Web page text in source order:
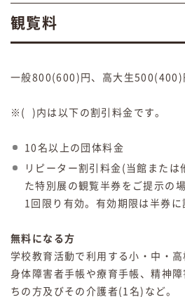
観覧料
一般800(600)円、高大生
※( )内は以下の割引料金です。
10名以上の団体料金
リピーター割引料金(当館または
た特別展の観覧半券をご提示の
1回限り有効。有効期限は半券に
無料になる方
学校教育活動で利用する小・中・
身体障害者手帳や療育手帳、精神
ちの方及びその介護者(1名)など。